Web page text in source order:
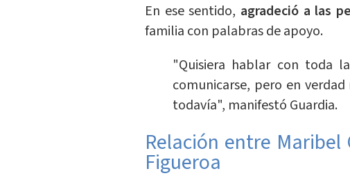
En ese sentido, agradeció a las
familia con palabras de apoyo.
"Quisiera hablar con toda
comunicarse, pero en
todavía", manifestó Guardia.
Relación entre
Figueroa